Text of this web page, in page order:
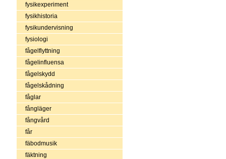
fysikexperiment
fysikhistoria
fysikundervisning
fysiologi
fågelflyttning
fågelinfluensa
fågelskydd
fågelskådning
fåglar
fångläger
fångvård
får
fäbodmusik
fäktning